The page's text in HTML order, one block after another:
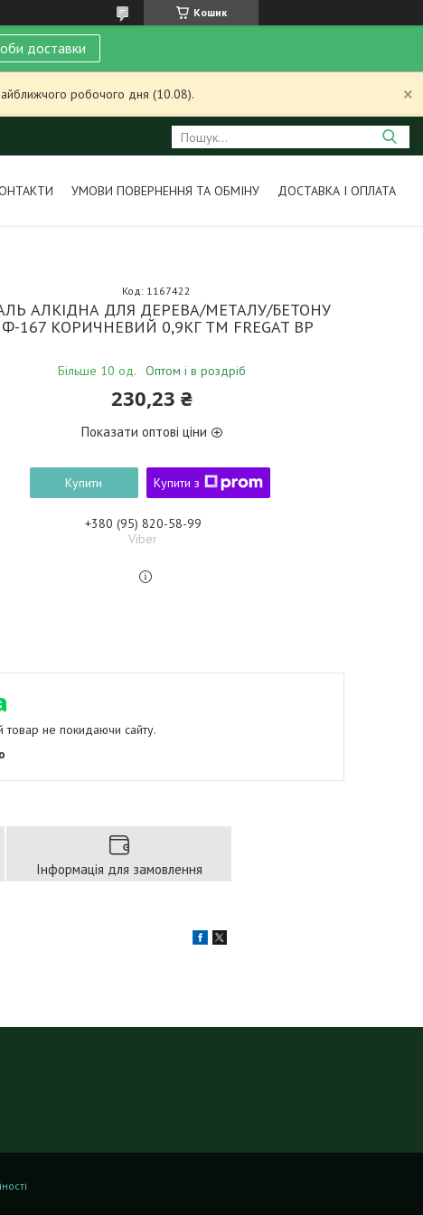
Кошик
доставки
робочого дня (10.08).
УМОВИ ПОВЕРНЕННЯ ТА ОБМІНУ ДОСТАВКА І ОПЛАТА
АЛКІДНА ДЛЯ ДЕРЕВА/МЕТАЛУ/БЕТОНУ
167 КОРИЧНЕВИЙ 0,9КГ ТМ FREGAT BP
Більше 10 од. Оптом і в роздріб
Код: 1167422
230,23 ₴
Показати оптові ціни
Купити Купити з
+380 (95) 820-58-99
Viber
товар не покидаючи сайту.
Інформація для замовлення